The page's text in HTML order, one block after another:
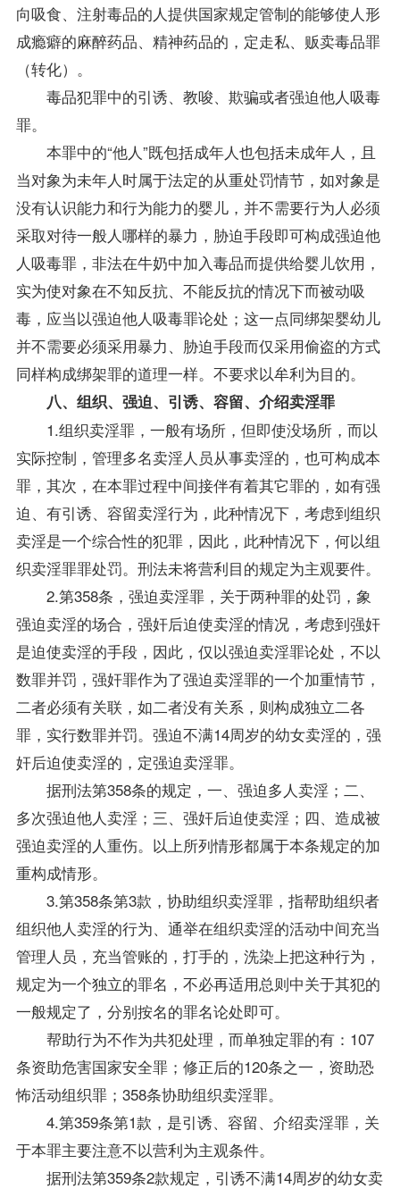
向吸食、注射毒品的人提供国家规定管制的能够使人形
成瘾癖的麻醉药品、精神药品的，定走私、贩卖毒品罪
（转化）。
毒品犯罪中的引诱、教唆、欺骗或者强迫他人吸毒
罪。
本罪中的“他人”既包括成年人也包括未成年人，且
当对象为未年人时属于法定的从重处罚情节，如对象是
没有认识能力和行为能力的婴儿，并不需要行为人必须
采取对待一般人哪样的暴力，胁迫手段即可构成强迫他
人吸毒罪，非法在牛奶中加入毒品而提供给婴儿饮用，
实为使对象在不知反抗、不能反抗的情况下而被动吸
毒，应当以强迫他人吸毒罪论处；这一点同绑架婴幼儿
并不需要必须采用暴力、胁迫手段而仅采用偷盗的方式
同样构成绑架罪的道理一样。不要求以牟利为目的。
八、组织、强迫、引诱、容留、介绍卖淫罪
1.组织卖淫罪，一般有场所，但即使没场所，而以
实际控制，管理多名卖淫人员从事卖淫的，也可构成本
罪，其次，在本罪过程中间接伴有着其它罪的，如有强
迫、有引诱、容留卖淫行为，此种情况下，考虑到组织
卖淫是一个综合性的犯罪，因此，此种情况下，何以组
织卖淫罪罪处罚。刑法未将营利目的规定为主观要件。
2.第358条，强迫卖淫罪，关于两种罪的处罚，象
强迫卖淫的场合，强奸后迫使卖淫的情况，考虑到强奸
是迫使卖淫的手段，因此，仅以强迫卖淫罪论处，不以
数罪并罚，强奸罪作为了强迫卖淫罪的一个加重情节，
二者必须有关联，如二者没有关系，则构成独立二各
罪，实行数罪并罚。强迫不满14周岁的幼女卖淫的，强
奸后迫使卖淫的，定强迫卖淫罪。
据刑法第358条的规定，一、强迫多人卖淫；二、
多次强迫他人卖淫；三、强奸后迫使卖淫；四、造成被
强迫卖淫的人重伤。以上所列情形都属于本条规定的加
重构成情形。
3.第358条第3款，协助组织卖淫罪，指帮助组织者
组织他人卖淫的行为、通举在组织卖淫的活动中间充当
管理人员，充当管账的，打手的，洗染上把这种行为，
规定为一个独立的罪名，不必再适用总则中关于其犯的
一般规定了，分别按名的罪名论处即可。
帮助行为不作为共犯处理，而单独定罪的有：107
条资助危害国家安全罪；修正后的120条之一，资助恐
怖活动组织罪；358条协助组织卖淫罪。
4.第359条第1款，是引诱、容留、介绍卖淫罪，关
于本罪主要注意不以营利为主观条件。
据刑法第359条2款规定，引诱不满14周岁的幼女卖